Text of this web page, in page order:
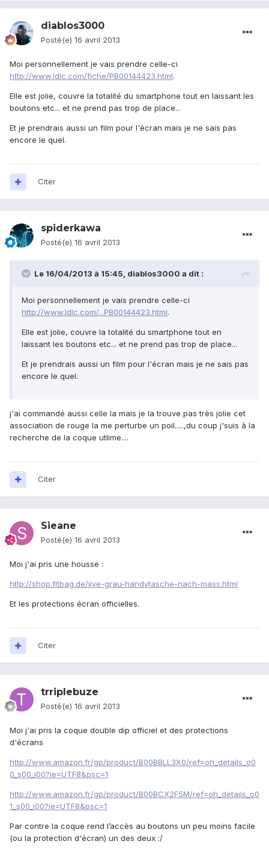
diablos3000
Posté(e) 16 avril 2013
Moi personnellement je vais prendre celle-ci
http://www.ldlc.com/fiche/PB00144423.html.
Elle est jolie, couvre la totalité du smartphone tout en laissant les
boutons etc... et ne prend pas trop de place...
Et je prendrais aussi un film pour l'écran mais je ne sais pas
encore le quel.
Citer
spiderkawa
Posté(e) 16 avril 2013
Le 16/04/2013 à 15:45, diablos3000 a dit :
Moi personnellement je vais prendre celle-ci
http://www.ldlc.com/...PB00144423.html.
Elle est jolie, couvre la totalité du smartphone tout en
laissant les boutons etc... et ne prend pas trop de place...
Et je prendrais aussi un film pour l'écran mais je ne sais pas
encore le quel.
j'ai commandé aussi celle la mais je la trouve pas très jolie cet
association de rouge la me perturbe un poil.....,du coup j'suis à la
recherche de la coque utlime....
Citer
Sieane
Posté(e) 16 avril 2013
Moi j'ai pris une housse :
http://shop.fitbag.de/jive-grau-handytasche-nach-mass.html
Et les protections écran officielles.
Citer
trriplebuze
Posté(e) 16 avril 2013
Moi j'ai pris la coque double dip officiel et des protections
d'écrans
http://www.amazon.fr/gp/product/B00BBLL3X0/ref=oh_details_o0
0_s00_i00?ie=UTF8&psc=1
http://www.amazon.fr/gp/product/B00BCX2F5M/ref=oh_details_o0
1_s00_i00?ie=UTF8&psc=1
Par contre la coque rend l’accès au boutons un peu moins facile
(ou la protection d'écran) un des deux :/